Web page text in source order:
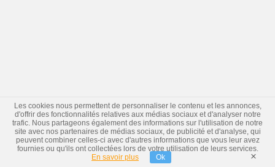
Les cookies nous permettent de personnaliser le contenu et les annonces,
d'offrir des fonctionnalités relatives aux médias sociaux et d'analyser notre
trafic. Nous partageons également des informations sur l'utilisation de notre
site avec nos partenaires de médias sociaux, de publicité et d'analyse, qui
peuvent combiner celles-ci avec d'autres informations que vous leur avez
fournies ou qu'ils ont collectées lors de votre utilisation de leurs services.
En savoir plus
Ok ×